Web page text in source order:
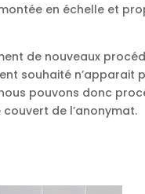
en échelle et
de nouveaux
souhaité
pouvons donc
de l’anonymat.